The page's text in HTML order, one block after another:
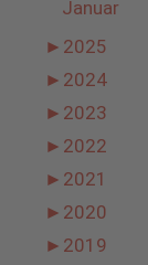
Januar
► 2025
► 2024
► 2023
► 2022
► 2021
► 2020
► 2019